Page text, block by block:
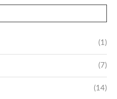
(1)
(7)
(14)